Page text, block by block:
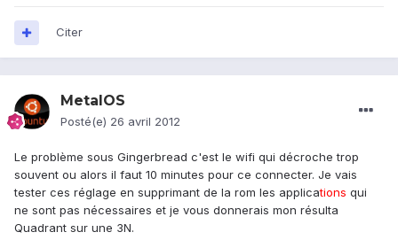
Citer
MetalOS
Posté(e) 26 avril 2012
Le problème sous Gingerbread c'est le wifi qui décroche trop
souvent ou alors il faut 10 minutes pour ce connecter. Je vais
tester ces réglage en supprimant de la rom les applications qui
ne sont pas nécessaires et je vous donnerais mon résulta
Quadrant sur une 3N.